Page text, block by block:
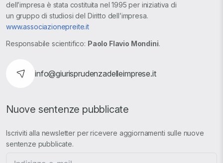
dell’impresa è stata costituita nel 1995 per iniziativa di
un gruppo di studiosi del Diritto dell’impresa.
www.associazionepreite.it
Responsabile scientifico: Paolo Flavio Mondini.
info@giurisprudenzadelleimprese.it
Nuove sentenze pubblicate
Iscriviti alla newsletter per ricevere aggiornamenti sulle nuove
sentenze pubblicate.